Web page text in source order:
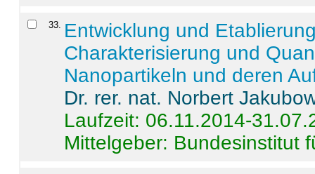
33. Entwicklung und
Charakterisierung und
Nanopartikeln und deren
Dr. rer. nat. Norbert
Laufzeit: 06.11.2014-
Mittelgeber: Bundesinstitut